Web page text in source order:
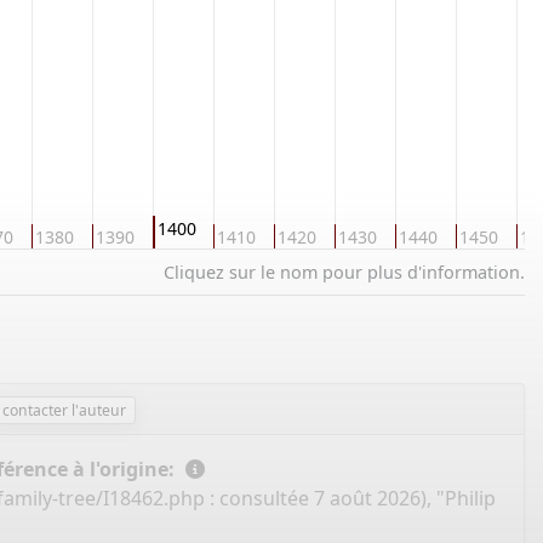
1380 1390 1400 1410 1420 1430 1440 1450
Cliquez sur le nom pour plus d'information.
contacter l'auteur
à l'origine:
tree/I18462.php : consultée 7 août 2026), "Philip